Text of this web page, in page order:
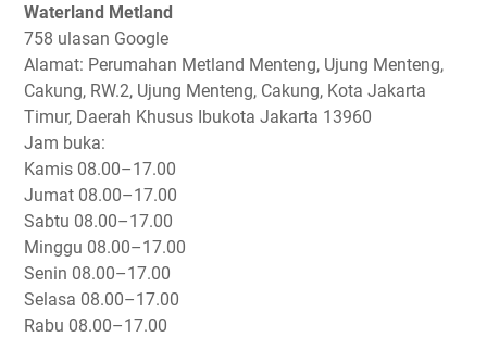
Waterland Metland
758 ulasan Google
Alamat: Perumahan Metland Menteng, Ujung Menteng,
Cakung, RW.2, Ujung Menteng, Cakung, Kota Jakarta
Timur, Daerah Khusus Ibukota Jakarta 13960
Jam buka:
Kamis 08.00–17.00
Jumat 08.00–17.00
Sabtu 08.00–17.00
Minggu 08.00–17.00
Senin 08.00–17.00
Selasa 08.00–17.00
Rabu 08.00–17.00